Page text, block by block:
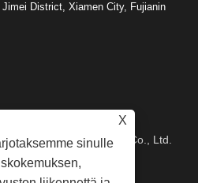
District, Xiamen City, Fujianin
Industry and Trade Co., Ltd.
X
sinulle